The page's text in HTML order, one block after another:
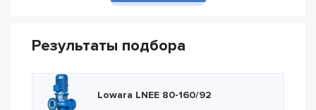
Результаты подбора
Lowara LNEE 80-160/92